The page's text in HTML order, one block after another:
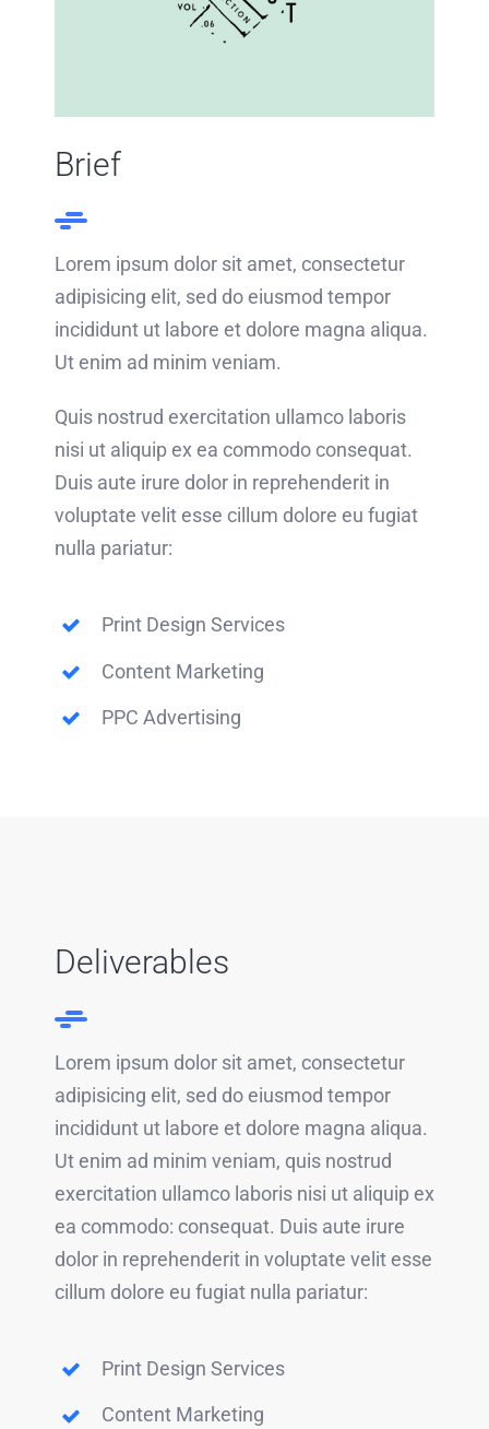
Brief
Lorem ipsum dolor sit amet, consectetur
adipisicing elit, sed do eiusmod tempor
incididunt ut labore et dolore magna aliqua.
Ut enim ad minim veniam.
Quis nostrud exercitation ullamco laboris
nisi ut aliquip ex ea commodo consequat.
Duis aute irure dolor in reprehenderit in
voluptate velit esse cillum dolore eu fugiat
nulla pariatur:
Print Design Services
Content Marketing
PPC Advertising
Deliverables
Lorem ipsum dolor sit amet, consectetur
adipisicing elit, sed do eiusmod tempor
incididunt ut labore et dolore magna aliqua.
Ut enim ad minim veniam, quis nostrud
exercitation ullamco laboris nisi ut aliquip ex
ea commodo: consequat. Duis aute irure
dolor in reprehenderit in voluptate velit esse
cillum dolore eu fugiat nulla pariatur:
Print Design Services
Content Marketing